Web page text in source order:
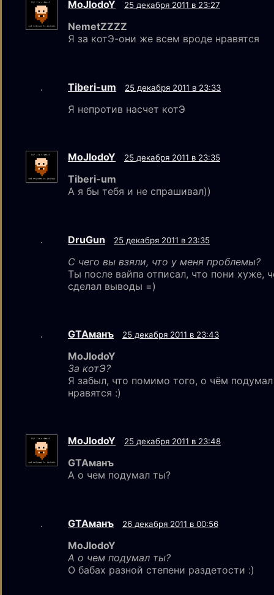
MoJlodoY 25 декабря 2011 в 23:27
NemetZZZZ
Я за котЭ-они же всем вроде нравятся
Tiberi-um 25 декабря 2011 в 23:33
Я непротив насчет котЭ
MoJlodoY 25 декабря 2011 в 23:35
Tiberi-um
А я бы тебя и не спрашивал))
DruGun 25 декабря 2011 в 23:35
С чего вы взяли, что у меня проблемы?
Ты после вайпа отписал, что пони хуже,
сделал выводы =)
GTAмaнъ 25 декабря 2011 в 23:43
MoJlodoY
За котЭ?
Я забыл, что помимо того, о чём
нравятся :)
MoJlodoY 25 декабря 2011 в 23:48
GTAманъ
А о чем подумал ты?
GTAмaнъ 26 декабря 2011 в 00:56
MoJlodoY
А о чем подумал ты?
О бабах разной степени раздетости :)